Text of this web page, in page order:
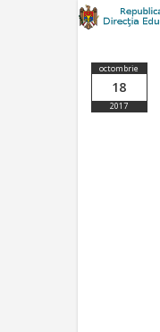
octombrie
18
2017